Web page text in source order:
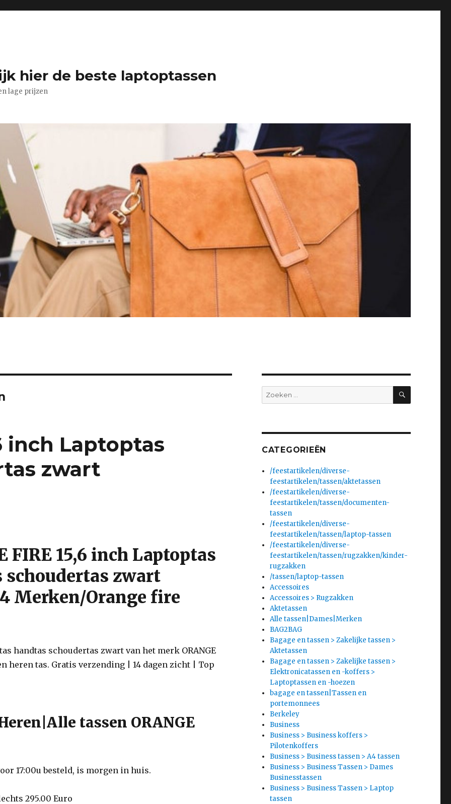
hier de beste laptoptassen
lage prijzen
inch Laptoptas
zwart
FIRE 15,6 inch Laptoptas
schoudertas zwart
Merken/Orange fire
handtas schoudertas zwart van het merk ORANGE
heren tas. Gratis verzending | 14 dagen zicht | Top
tassen ORANGE
17:00u besteld, is morgen in huis.
295.00 Euro
Zoeken
naar:
ZOEKEN
CATEGORIEËN
/feestartikelen/diverse-
feestartikelen/tassen/aktetassen
/feestartikelen/diverse-
feestartikelen/tassen/documenten-
tassen
/feestartikelen/diverse-
feestartikelen/tassen/laptop-tassen
/feestartikelen/diverse-
feestartikelen/tassen/rugzakken/kinder-
rugzakken
/tassen/laptop-tassen
Accessoires
Accessoires > Rugzakken
Aktetassen
Alle tassen|Dames|Merken
BAG2BAG
Bagage en tassen > Zakelijke tassen >
Aktetassen
Bagage en tassen > Zakelijke tassen >
Elektronicatassen en -koffers >
Laptoptassen en -hoezen
bagage en tassen|Tassen en
portemonnees
Berkeley
Business
Business > Business koffers >
Pilotenkoffers
Business > Business tassen > A4 tassen
Business > Business Tassen > Dames
Businesstassen
Business > Business Tassen > Laptop
tassen